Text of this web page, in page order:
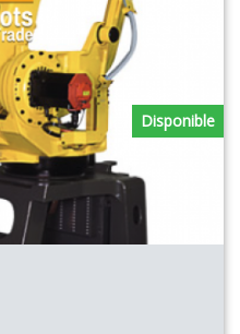
Disponible